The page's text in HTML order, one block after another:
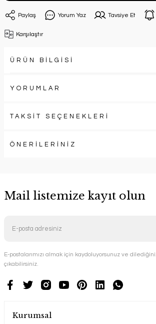
Paylaş Yorum Yaz Tavsiye Et
Karşılaştır
ÜRÜN BİLGİSİ
YORUMLAR
TAKSİT SEÇENEKLERİ
ÖNERİLERİNİZ
Mail listemize kayıt olun
E-postalarımızı almak için kaydoluyorsunuz ve
çıkabilirsiniz.
Kurumsal